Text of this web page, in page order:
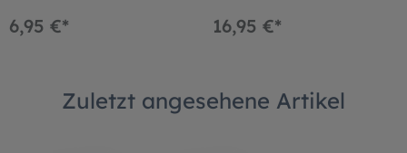
6,95 €* 16,95 €*
Zuletzt angesehene Artikel